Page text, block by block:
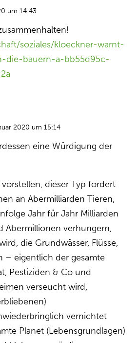
um 14:43
soziales/kloeckner-warnt-
die-bauern-a-bb55d95c-
2020 um 15:14
eine Würdigung der
dieser Typ fordert
an Abermilliarden Tieren,
Jahr für Jahr Milliarden
Abermillionen verhungern,
die Grundwässer, Flüsse,
– eigentlich der gesamte
Pestiziden & Co und
verseucht wird,
vernichtet
Planet (Lebensgrundlagen)